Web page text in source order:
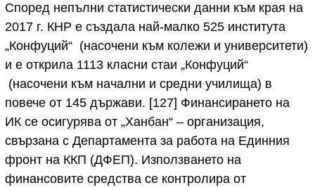
Според непълни статистически данни към края на
2017 г. КНР е създала най-малко 525 института
„Конфуций“ (насочени към колежи и университети)
и е открила 1113 класни стаи „Конфуций“
(насочени към начални и средни училища) в
повече от 145 държави. [127] Финансирането на
ИК се осигурява от „Ханбан“ – организация,
свързана с Департамента за работа на Единния
фронт на ККП (ДФЕП). Използването на
финансовите средства се контролира от